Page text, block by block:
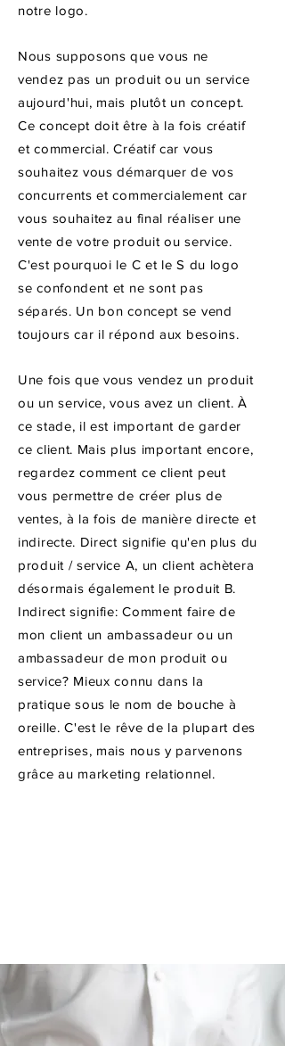
notre logo.
Nous supposons que vous ne
vendez pas un produit ou un service
aujourd'hui, mais plutôt un concept.
Ce concept doit être à la fois créatif
et commercial. Créatif car vous
souhaitez vous démarquer de vos
concurrents et commercialement car
vous souhaitez au final réaliser une
vente de votre produit ou service.
C'est pourquoi le C et le S du logo
se confondent et ne sont pas
séparés. Un bon concept se vend
toujours car il répond aux besoins.
Une fois que vous vendez un produit
ou un service, vous avez un client. À
ce stade, il est important de garder
ce client. Mais plus important encore,
regardez comment ce client peut
vous permettre de créer plus de
ventes, à la fois de manière directe et
indirecte. Direct signifie qu'en plus du
produit / service A, un client achètera
désormais également le produit B.
Indirect signifie: Comment faire de
mon client un ambassadeur ou un
ambassadeur de mon produit ou
service? Mieux connu dans la
pratique sous le nom de bouche à
oreille. C'est le rêve de la plupart des
entreprises, mais nous y parvenons
grâce au marketing relationnel.